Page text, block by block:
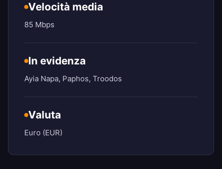
Velocità media
85 Mbps
In evidenza
Ayia Napa, Paphos, Troodos
Valuta
Euro (EUR)